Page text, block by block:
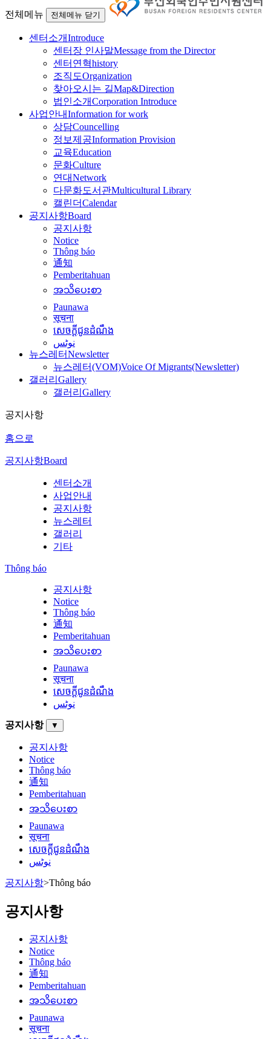
전체메뉴 전체메뉴 닫기
센터소개Introduce
센터장 인사말Message from the Director
센터연혁history
조직도Organization
찾아오시는 길Map&Direction
법인소개Corporation Introduce
사업안내Information for work
상담Councelling
정보제공Information Provision
교육Education
문화Culture
연대Network
다문화도서관Multicultural Library
캘린더Calendar
공지사항Board
공지사항
Notice
Thông báo
通知
Pemberitahuan
အသိပေးစာ
Paunawa
सूचना
សេចក្តីជូនដំណឹង
نوٹس
뉴스레터Newsletter
뉴스레터(VOM)Voice Of Migrants(Newsletter)
갤러리 Gallery
갤러리 Gallery
공지사항
홈으로
공지사항Board
센터소개
사업안내
공지사항
뉴스레터
갤러리
기타
Thông báo
공지사항
Notice
Thông báo
通知
Pemberitahuan
အသိပေးစာ
Paunawa
सूचना
សេចក្តីជូនដំណឹង
نوٹس
공지사항 ▼
공지사항
Notice
Thông báo
通知
Pemberitahuan
အသိပေးစာ
Paunawa
सूचना
សេចក្តីជូនដំណឹង
نوٹس
공지사항>Thông báo
공지사항
공지사항
Notice
Thông báo
通知
Pemberitahuan
အသိပေးစာ
Paunawa
सूचना